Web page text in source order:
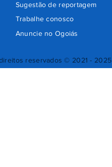
reservados © 2021 - 2025
Sugestão de reportagem
Trabalhe conosco
Anuncie no Ogoiás